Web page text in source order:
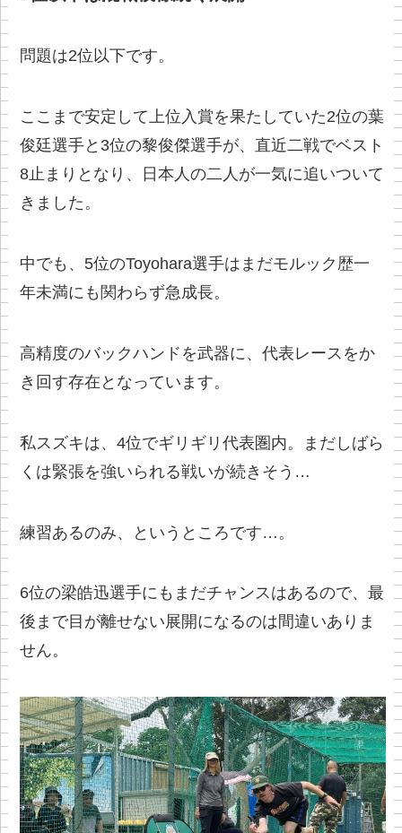
問題は2位以下です。
ここまで安定して上位入賞を果たしていた2位の葉
俊廷選手と3位の黎俊傑選手が、直近二戦でベスト
8止まりとなり、日本人の二人が一気に追いついて
きました。
中でも、5位のToyohara選手はまだモルック歴一
年未満にも関わらず急成長。
高精度のバックハンドを武器に、代表レースをか
き回す存在となっています。
私スズキは、4位でギリギリ代表圏内。まだしばら
くは緊張を強いられる戦いが続きそう…
練習あるのみ、というところです…。
6位の梁皓迅選手にもまだチャンスはあるので、最
後まで目が離せない展開になるのは間違いありま
せん。